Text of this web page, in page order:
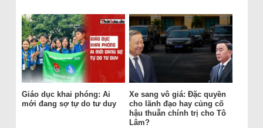
Giáo dục khai phóng: Ai
mới đang sợ tự do tư duy
Xe sang vô giá: Đặc quyền
cho lãnh đạo hay củng cố
hậu thuẫn chính trị cho Tô
Lâm?